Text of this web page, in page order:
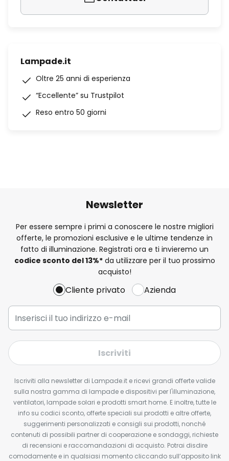
Lampade.it
Oltre 25 anni di esperienza
“Eccellente” su Trustpilot
Reso entro 50 giorni
Newsletter
Per essere sempre i primi a conoscere le nostre migliori
offerte, le promozioni esclusive e le ultime tendenze in
fatto di illuminazione. Registrati ora e ti invieremo un
codice sconto del13%*da utilizzare per il tuo prossimo
acquisto!
Cliente privato Azienda
Iscriviti
Iscriviti alla newsletter di Lampade.it e ricevi grandi offerte valide
sulla nostra gamma di lampade e dispositivi per l'illuminazione,
ventilatori, lampade solari e prodotti smart home. E inoltre, tutte le
info su codici sconto, offerte speciali sui prodotti e altre offerte,
suggerimenti personalizzati e consigli sui prodotti, nonché
contenuti di possibili partner di cooperazione e sondaggi, richieste
di recensioni e raccomandazioni di acquisto. Potrai disdire
comodamente e in qualsiasi momento cliccando sull’apposito link